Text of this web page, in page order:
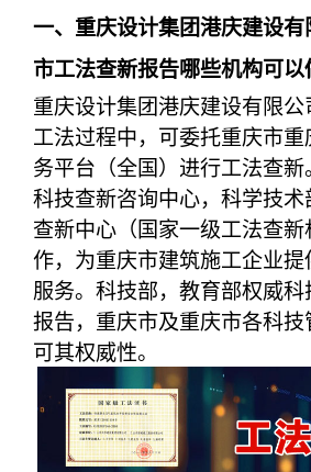
一、重庆设计集团港庆建设
市工法查新报告哪些机构可以
重庆设计集团港庆建设有限
工法过程中，可委托重庆市
务平台（全国）进行工法查
科技查新咨询中心，科学技
查新中心（国家一级工法查
作，为重庆市建筑施工企业
服务。科技部，教育部权威
报告，重庆市及重庆市各科
可其权威性。